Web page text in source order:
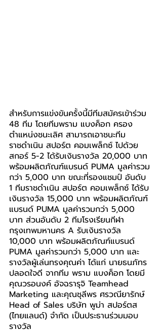
สำหรับการแข่งขันครั้งนี้มีทีมสมัครเข้าร่วม
48 ทีม โดยทีมพราม แบงค็อก ครอง
ตำแหน่งชนะเลิศ สามารถเอาชนะทีม
ราชดำเนิน สปอร์ต คอมเพล็กซ์ ไปด้วย
สกอร์ 5-2 ได้รับเงินรางวัล 20,000 บาท
พร้อมผลิตภัณฑ์แบรนด์ PUMA มูลค่ารวม
กว่า 5,000 บาท ขณะที่รองแชมป์ อันดับ
1 ทีมราชดำเนิน สปอร์ต คอมเพล็กซ์ ได้รับ
เงินรางวัล 15,000 บาท พร้อมผลิตภัณฑ์
แบรนด์ PUMA มูลค่ารวมกว่า 5,000
บาท ส่วนอันดับ 2 ทีมโรงเรียนกีฬา
กรุงเทพมหานคร A รับเงินรางวัล
10,000 บาท พร้อมผลิตภัณฑ์แบรนด์
PUMA มูลค่ารวมกว่า 5,000 บาท และ
รางวัลผู้เล่นทรงคุณค่า ได้แก่ นายธนภัทร
ปลอดใจดี จากทีม พราม แบงค็อก โดยมี
คุณวรอนงค์ อัจฉรารุจิ Teamhead
Marketing และคุณชุลีพร ศรวณียารักษ์
Head of Sales บริษัท พูม่า สปอร์ตส
(ไทยแลนด์) จำกัด เป็นประธานร่วมมอบ
รางวัล